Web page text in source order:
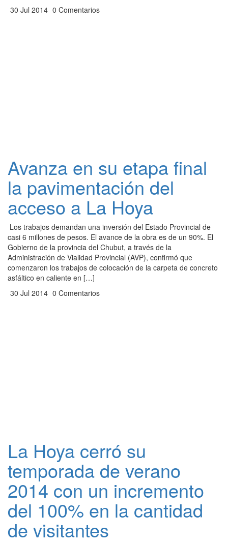
30 Jul 2014 0 Comentarios
Avanza en su etapa final
la pavimentación del
acceso a La Hoya
Los trabajos demandan una inversión del Estado Provincial de
casi 6 millones de pesos. El avance de la obra es de un 90%. El
Gobierno de la provincia del Chubut, a través de la
Administración de Vialidad Provincial (AVP), confirmó que
comenzaron los trabajos de colocación de la carpeta de concreto
asfáltico en caliente en […]
30 Jul 2014 0 Comentarios
La Hoya cerró su
temporada de verano
2014 con un incremento
del 100% en la cantidad
de visitantes